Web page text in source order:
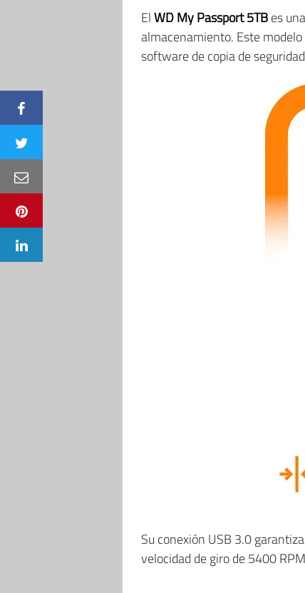
ElWD My Passport 5TBes
almacenamiento. Este
software de copia de
Su conexión USB 3.0
velocidad de giro de 5400